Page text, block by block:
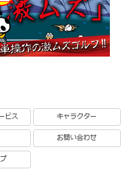
ビス キャラクター
お問い合わせ